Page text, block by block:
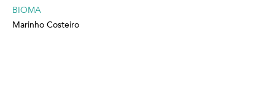
BIOMA
Marinho Costeiro